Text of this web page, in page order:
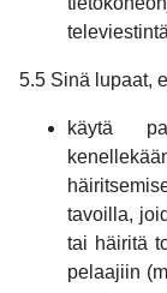
5.5 Sinä lupaat,
käytä
tavoilla,
tai häiritä
pelaajiin